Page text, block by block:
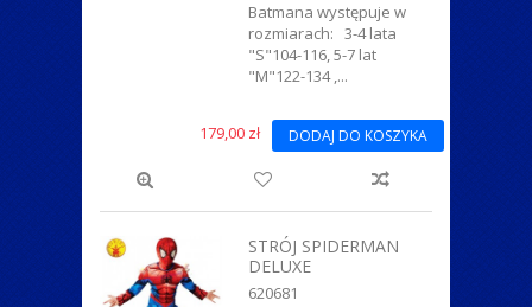
Batmana występuje w
rozmiarach: 3-4 lata
"S"104-116, 5-7 lat
"M"122-134 ,...
179,00 zł DODAJ DO KOSZYKA
STRÓJ SPIDERMAN
DELUXE
620681